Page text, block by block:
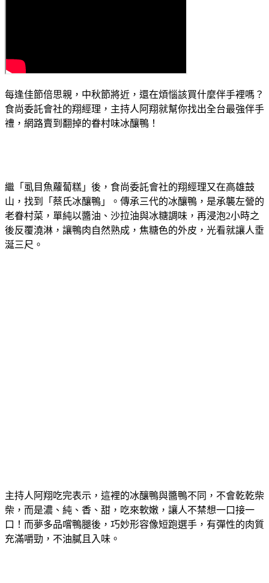
每逢佳節倍思親，中秋節將近，還在煩惱該買什麼伴手裡嗎？
食尚委託會社的翔經理，主持人阿翔就幫你找出全台最強伴手
繼「虱目魚蘿蔔糕」後，食尚委託會社的翔經理又在高雄鼓
山，找到「蔡氏冰釀鴨」。傳承三代的冰釀鴨，是承襲左營的
老眷村菜，單純以醬油、沙拉油與冰糖調味，再浸泡2小時之
後反覆澆淋，讓鴨肉自然熟成，焦糖色的外皮，光看就讓人垂
主持人阿翔吃完表示，這裡的冰釀鴨與醬鴨不同，不會乾乾柴
柴，而是濃、純、香、甜，吃來軟嫩，讓人不禁想一口接一
口！而夢多品嚐鴨腿後，巧妙形容像短跑選手，有彈性的肉質